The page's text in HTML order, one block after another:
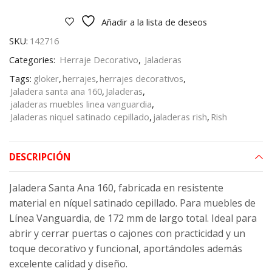
Añadir a la lista de deseos
SKU: 142716
Categories: Herraje Decorativo, Jaladeras
Tags: gloker,herrajes,herrajes decorativos,
Jaladera santa ana 160, Jaladeras,
jaladeras muebles linea vanguardia,
Jaladeras niquel satinado cepillado, jaladeras rish, Rish
DESCRIPCIÓN
Jaladera Santa Ana 160, fabricada en resistente
material en níquel satinado cepillado. Para muebles de
Línea Vanguardia, de 172 mm de largo total. Ideal para
abrir y cerrar puertas o cajones con practicidad y un
toque decorativo y funcional, aportándoles además
excelente calidad y diseño.